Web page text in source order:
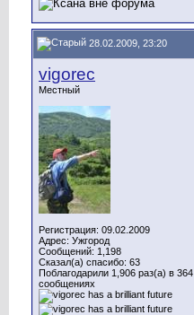
28.02.2009, 23:20
vigorec
Местный
Регистрация: 09.02.2009
Адрес: Ужгород
Сообщений: 1,198
Сказал(а) спасибо: 63
Поблагодарили 1,906 раз(а) в 364
сообщениях